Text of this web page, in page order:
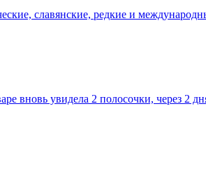
славянские, редкие и
вновь увидела 2 полосочки, через 2